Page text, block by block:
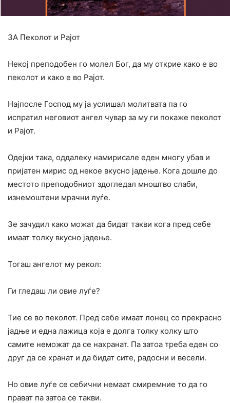
ЗА Пеколот и Рајот
Некој преподобен го молел Бог, да му открие како е во
пеколот и како е во Рајот.
Најпосле Господ му ја услишал молитвата па го
испратил неговиот ангел чувар за му ги покаже пеколот
и Рајот.
Одејки така, оддалеку намирисале еден многу убав и
пријатен мирис од некое вкусно јадење. Кога дошле до
местото преподобниот здогледал мноштво слаби,
изнемоштени мрачни луѓе.
Зе зачудил како можат да бидат такви кога пред себе
имаат толку вкусно јадење.
Тогаш ангелот му рекол:
Ги гледаш ли овие луѓе?
Тие се во пеколот. Пред себе имаат лонец со прекрасно
јадње и една лажица која е долга толку колку што
самите неможат да се нахранат. Па затоа треба еден со
друг да се хранат и да бидат сите, радосни и весели.
Но овие луѓе се себични немаат смиремние то да го
прават па затоа се такви.